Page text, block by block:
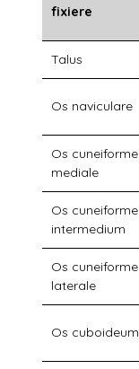
fixiere
Talus
Os naviculare
Os cuneiforme
mediale
Os cuneiforme
intermedium
Os cuneiforme
laterale
Os cuboideum